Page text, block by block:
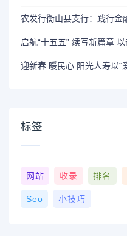
农发行衡山县支行：践行金
迎新春 暖民心 阳光人寿以“
标签
网站 收录 排名
Seo 小技巧